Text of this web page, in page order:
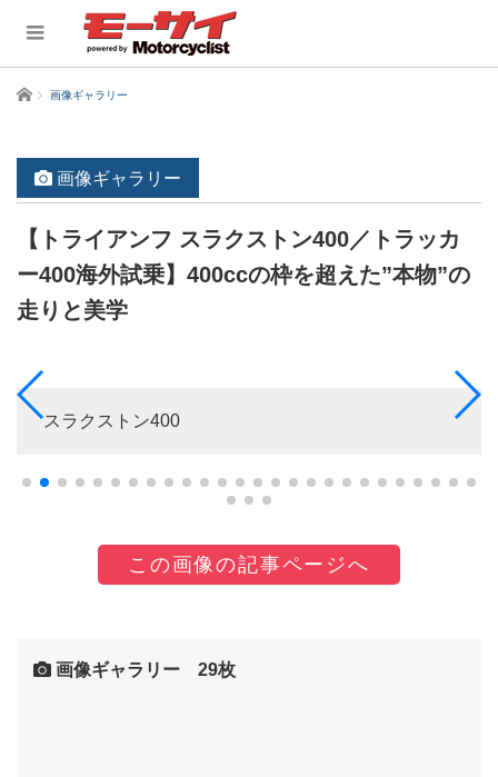
ホーム 画像ギャラリー
画像ギャラリー
【トライアンフ スラクストン400／トラッカ
ー400海外試乗】400ccの枠を超えた”本物”の
走りと美学
スラクストン400
この画像の記事ページへ
画像ギャラリー 29枚